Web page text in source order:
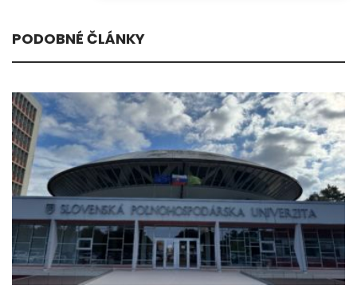
PODOBNÉ ČLÁNKY